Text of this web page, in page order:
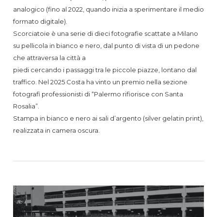
analogico (fino al 2022, quando inizia a sperimentare il medio
formato digitale).
Scorciatoie è una serie di dieci fotografie scattate a Milano
su pellicola in bianco e nero, dal punto di vista di un pedone
che attraversa la città a
piedi cercando i passaggi tra le piccole piazze, lontano dal
traffico. Nel 2025 Costa ha vinto un premio nella sezione
fotografi professionisti di “Palermo rifiorisce con Santa
Rosalia”.
Stampa in bianco e nero ai sali d’argento (silver gelatin print),
realizzata in camera oscura.